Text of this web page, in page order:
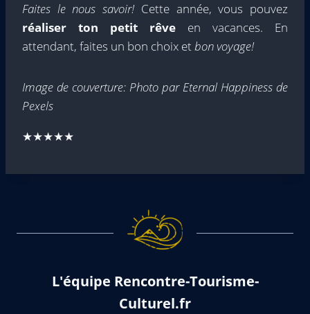
Faites le nous savoir! Cette année, vous pouvez
réaliser ton petit rêve en vacances. En
attendant, faites un bon choix etbon voyage!
Image de couverture: Photo par Eternal Happiness de
Pexels
★★★★★
L'équipe Rencontre-Tourisme-
Culturel.fr